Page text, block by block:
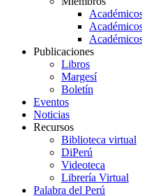
Publicaciones
Libros
Margesí
Boletín
Eventos
Noticias
Recursos
Biblioteca virtual
DiPerú
Videoteca
Librería Virtual
Palabra del Perú